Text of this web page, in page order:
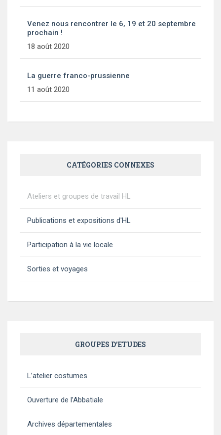
Venez nous rencontrer le 6, 19 et 20 septembre
prochain !
18 août 2020
La guerre franco-prussienne
11 août 2020
CATÉGORIES CONNEXES
Ateliers et groupes de travail HL
Publications et expositions d'HL
Participation à la vie locale
Sorties et voyages
GROUPES D’ETUDES
L’atelier costumes
Ouverture de l’Abbatiale
Archives départementales